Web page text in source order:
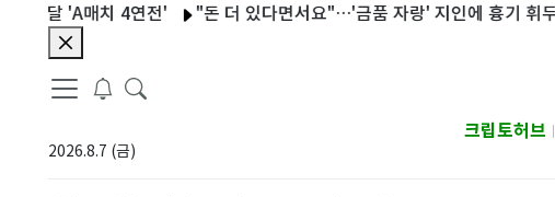
'A매치 4연전' "돈 더 있다면서요"…'금품 자랑' 지인에 흉기 휘두른 40대
2026.8.7 (금)
크립토허브